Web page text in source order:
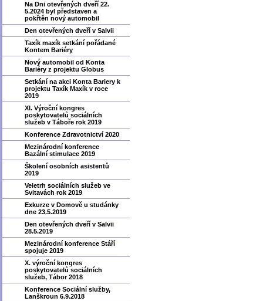
Na Dni otevřených dveří 22.
5.2024 byl představen a
pokřtěn nový automobil
Den otevřených dveří v Salvii
Taxík maxík setkání pořádané
Kontem Bariéry
Nový automobil od Konta
Bariéry z projektu Globus
Setkání na akci Konta Bariery k
projektu Taxík Maxík v roce
2019
XI. Výroční kongres
poskytovatelů sociálních
služeb v Táboře rok 2019
Konference Zdravotnictví 2020
Mezinárodní konference
Bazální stimulace 2019
Školení osobních asistentů
2019
Veletrh sociálních služeb ve
Svitavách rok 2019
Exkurze v Domově u studánky
dne 23.5.2019
Den otevřených dveří v Salvii
28.5.2019
Mezinárodní konference Stáří
spojuje 2019
X. výroční kongres
poskytovatelů sociálních
služeb, Tábor 2018
Konference Sociální služby,
Lanškroun 6.9.2018